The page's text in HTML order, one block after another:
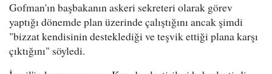
Gofman'ın başbakanın askeri sekreteri olarak görev
yaptığı dönemde plan üzerinde çalıştığını ancak şimdi
"bizzat kendisinin desteklediği ve teşvik ettiği plana karşı
çıktığını" söyledi.